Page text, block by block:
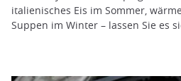
italienisches Eis im Sommer,
Suppen im Winter – lassen Sie es